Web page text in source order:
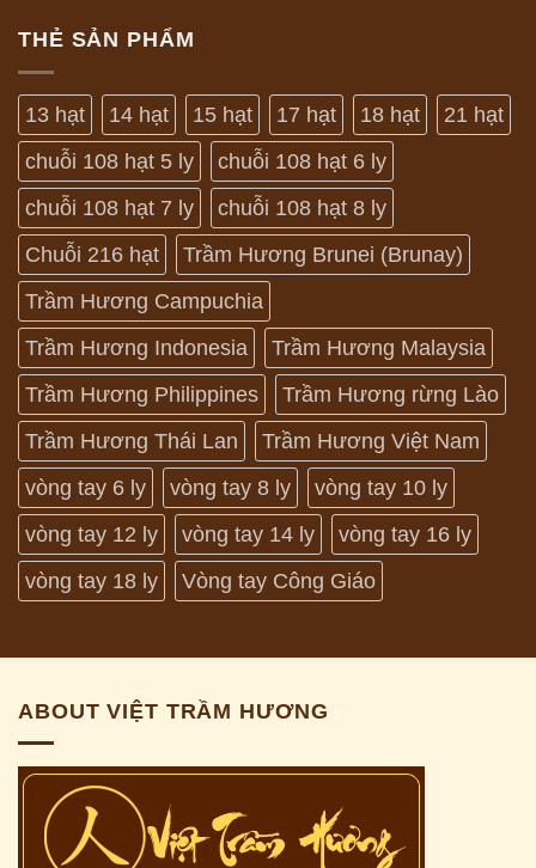
THẺ SẢN PHẨM
13 hạt 14 hạt 15 hạt 17 hạt 18 hạt
21 hạt
chuỗi 108 hạt 5 ly
chuỗi 108 hạt 6 ly
chuỗi 108 hạt 7 ly
chuỗi 108 hạt 8 ly
Chuỗi 216 hạt
Trầm Hương Brunei (Brunay)
Trầm Hương Campuchia
Trầm Hương Indonesia
Trầm Hương Malaysia
Trầm Hương Philippines
Trầm Hương rừng Lào
Trầm Hương Thái Lan
Trầm Hương Việt Nam
vòng tay 6 ly
vòng tay 8 ly
vòng tay 10 ly
vòng tay 12 ly
vòng tay 14 ly
vòng tay 16 ly
vòng tay 18 ly
Vòng tay Công Giáo
ABOUT VIỆT TRẦM HƯƠNG